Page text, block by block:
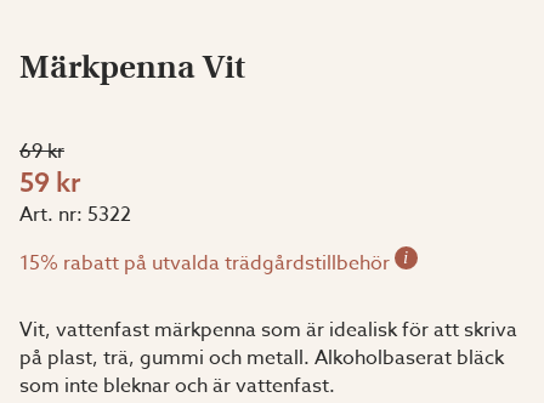
Märkpenna Vit
69 kr
59 kr
Art. nr: 5322
15% rabatt på utvalda trädgårdstillbehör
i
Vit, vattenfast märkpenna som är idealisk för att skriva
på plast, trä, gummi och metall. Alkoholbaserat bläck
som inte bleknar och är vattenfast.